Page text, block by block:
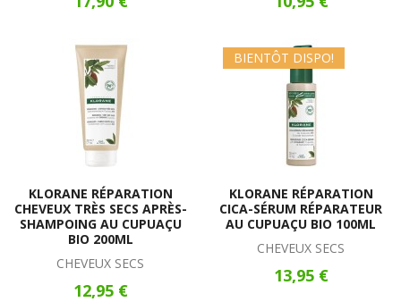
KLORANE RÉPARATION
CHEVEUX TRÈS SECS APRÈS-
SHAMPOING AU CUPUAÇU
BIO 200ML
CHEVEUX SECS
12,95 €
BIENTÔT DISPO!
KLORANE RÉPARATION
CICA-SÉRUM RÉPARATEUR
AU CUPUAÇU BIO 100ML
CHEVEUX SECS
13,95 €